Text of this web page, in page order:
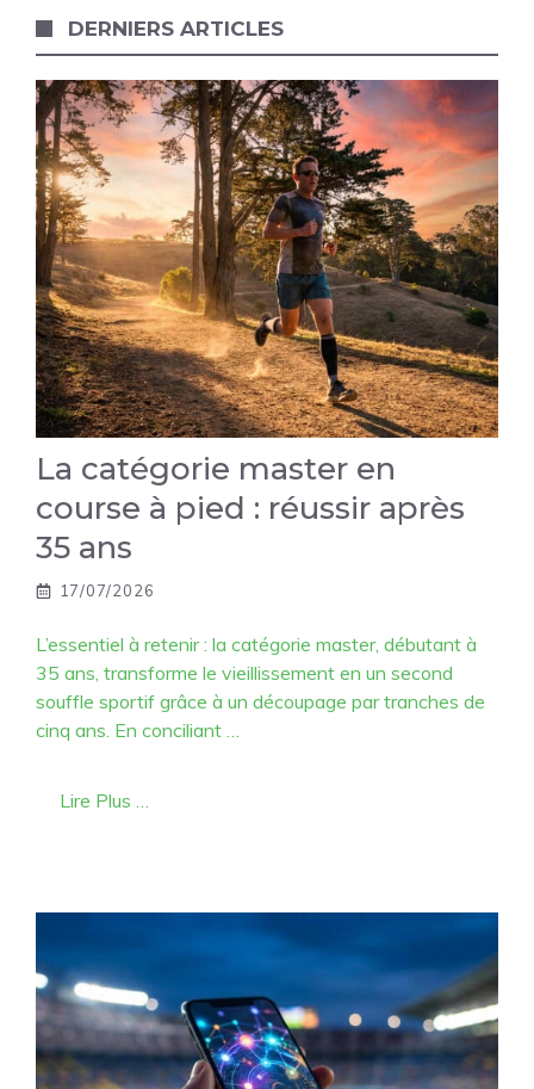
DERNIERS ARTICLES
La catégorie master en
course à pied : réussir après
35 ans
17/07/2026
L’essentiel à retenir : la catégorie master, débutant à
35 ans, transforme le vieillissement en un second
souffle sportif grâce à un découpage par tranches de
cinq ans. En conciliant …
Lire Plus …